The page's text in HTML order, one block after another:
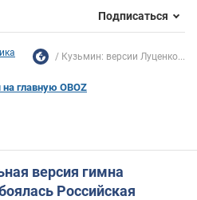
Подписаться
Кузьмин: версии Луценко...
главную OBOZ
версия гимна
Российская